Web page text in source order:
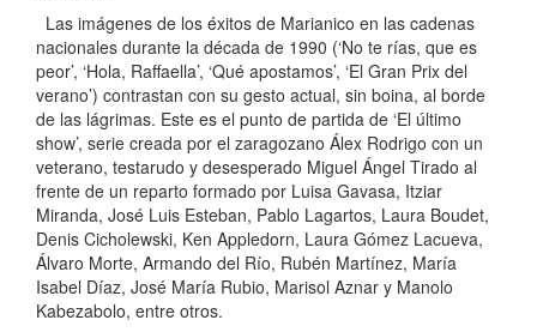
Las imágenes de los éxitos de Marianico en las cadenas
nacionales durante la década de 1990 (‘No te rías, que es
peor’, ‘Hola, Raffaella’, ‘Qué apostamos’, ‘El Gran Prix del
verano’) contrastan con su gesto actual, sin boina, al borde
de las lágrimas. Este es el punto de partida de ‘El último
show’, serie creada por el zaragozano Álex Rodrigo con un
veterano, testarudo y desesperado Miguel Ángel Tirado al
frente de un reparto formado por Luisa Gavasa, Itziar
Miranda, José Luis Esteban, Pablo Lagartos, Laura Boudet,
Denis Cicholewski, Ken Appledorn, Laura Gómez Lacueva,
Álvaro Morte, Armando del Río, Rubén Martínez, María
Isabel Díaz, José María Rubio, Marisol Aznar y Manolo
Kabezabolo, entre otros.